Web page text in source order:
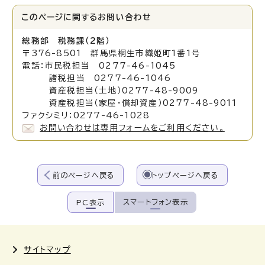
このページに関する お問い合わせ
総務部 税務課（2階）
〒376-8501 群馬県桐生市織姫町1番1号
電話：市民税担当 0277-46-1045
諸税担当 0277-46-1046
資産税担当（土地）0277-48-9009
資産税担当（家屋・償却資産）0277-48-9011
ファクシミリ：0277-46-1028
お問い合わせは専用フォームをご利用ください。
前のページへ戻る トップページへ戻る
PC表示 スマートフォン表示
サイトマップ